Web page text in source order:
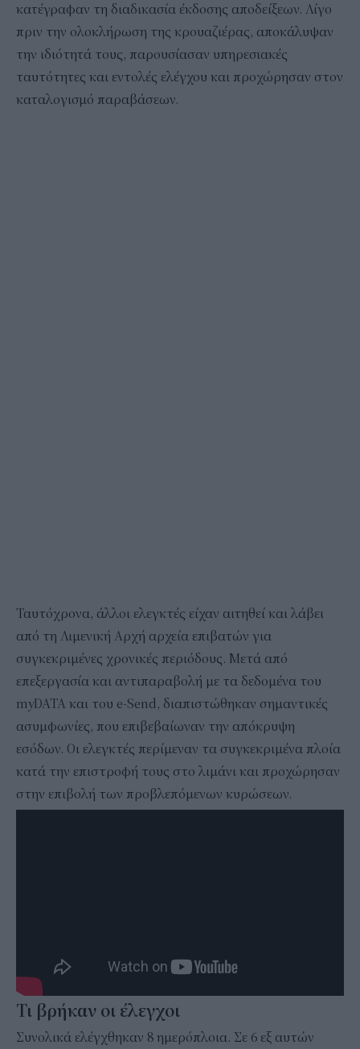
κατέγραφαν τη διαδικασία έκδοσης αποδείξεων. Λίγο
πριν την ολοκλήρωση της κρουαζιέρας, αποκάλυψαν
την ιδιότητά τους, παρουσίασαν υπηρεσιακές
ταυτότητες και εντολές ελέγχου και προχώρησαν στον
καταλογισμό παραβάσεων.
Ταυτόχρονα, άλλοι ελεγκτές είχαν αιτηθεί και λάβει
από τη Λιμενική Αρχή αρχεία επιβατών για
συγκεκριμένες χρονικές περιόδους. Μετά από
επεξεργασία και αντιπαραβολή με τα δεδομένα του
myDATA και του e-Send, διαπιστώθηκαν σημαντικές
ασυμφωνίες, που επιβεβαίωναν την απόκρυψη
εσόδων. Οι ελεγκτές περίμεναν τα συγκεκριμένα πλοία
κατά την επιστροφή τους στο λιμάνι και προχώρησαν
στην επιβολή των προβλεπόμενων κυρώσεων.
Τι βρήκαν οι έλεγχοι
Συνολικά ελέγχθηκαν 8 ημερόπλοια. Σε 6 εξ αυτών